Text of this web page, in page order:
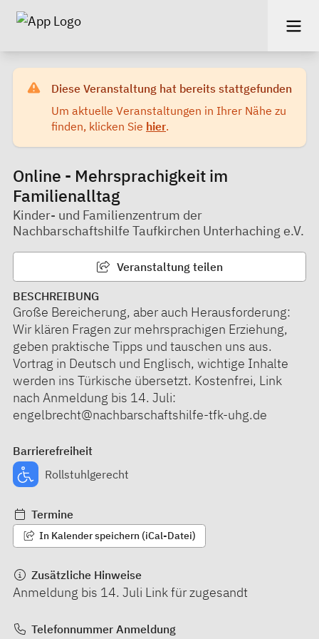
Diese Veranstaltung hat bereits stattgefunden
Um aktuelle Veranstaltungen in Ihrer Nähe zu
finden, klicken Sie hier.
Online - Mehrsprachigkeit im
Familienalltag
Kinder- und Familienzentrum der
Nachbarschaftshilfe Taufkirchen Unterhaching e.V.
Veranstaltung teilen
BESCHREIBUNG
Große Bereicherung, aber auch Herausforderung:
Wir klären Fragen zur mehrsprachigen Erziehung,
geben praktische Tipps und tauschen uns aus.
Vortrag in Deutsch und Englisch, wichtige Inhalte
werden ins Türkische übersetzt. Kostenfrei, Link
nach Anmeldung bis 14. Juli:
engelbrecht@nachbarschaftshilfe-tfk-uhg.de
Barrierefreiheit
Rollstuhlgerecht
Termine
In Kalender speichern (iCal-Datei)
Zusätzliche Hinweise
Anmeldung bis 14. Juli Link für zugesandt
Telefonnummer Anmeldung